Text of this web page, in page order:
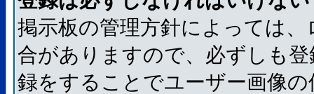
掲示板の管理方針によっては
合がありますので、必ずしも
録をすることでユーザー画像